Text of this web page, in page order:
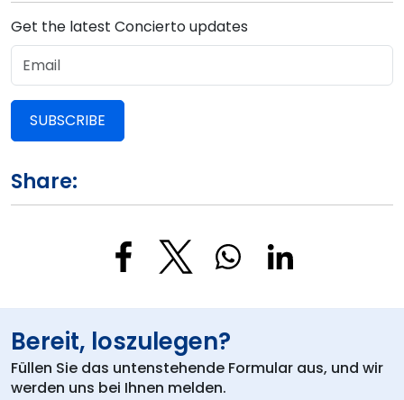
Get the latest Concierto updates
SUBSCRIBE
Share:
Bereit, loszulegen?
Füllen Sie das untenstehende Formular aus, und wir
werden uns bei Ihnen melden.